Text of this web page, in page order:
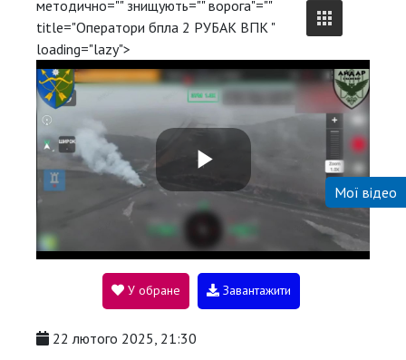
методично="" знищують="" ворога"=""
title="Оператори бпла 2 РУБАК ВПК "
loading="lazy">
P
l
a
У обране Завантажити
22 лютого 2025, 21:30
Мої відео